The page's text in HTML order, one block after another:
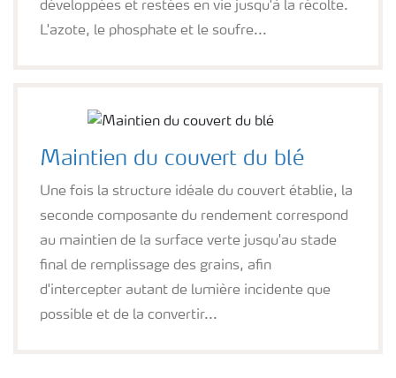
développées et restées en vie jusqu'à la récolte.
L'azote, le phosphate et le soufre...
Maintien du couvert du blé
Une fois la structure idéale du couvert établie, la
seconde composante du rendement correspond
au maintien de la surface verte jusqu'au stade
final de remplissage des grains, afin
d'intercepter autant de lumière incidente que
possible et de la convertir...